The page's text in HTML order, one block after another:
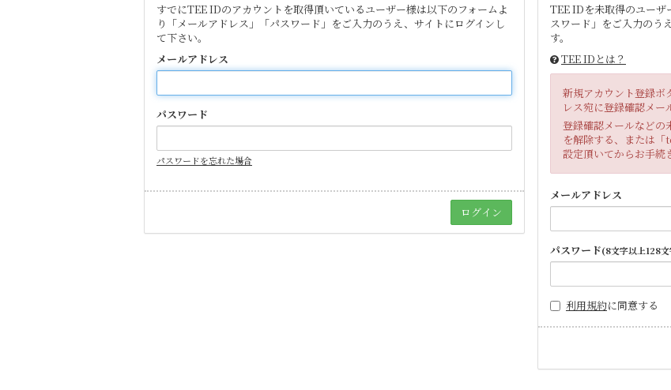
すでにTEE IDのアカウントを取得頂いているユーザー様は以下のフォームよ
り「メールアドレス」「パスワード」をご入力のうえ、サイトにログインし
て下さい。
メールアドレス
パスワード
パスワードを忘れた場合
TEE IDを未取得のユーザ
スワード」をご入力のう
す。
TEE IDとは？
新規アカウント登録ボ
レス宛に登録確認メー
登録確認メールなどの
を解除する、または
設定頂いてからお手続
メールアドレス
パスワード(8文字以上128
利用規約に同意する